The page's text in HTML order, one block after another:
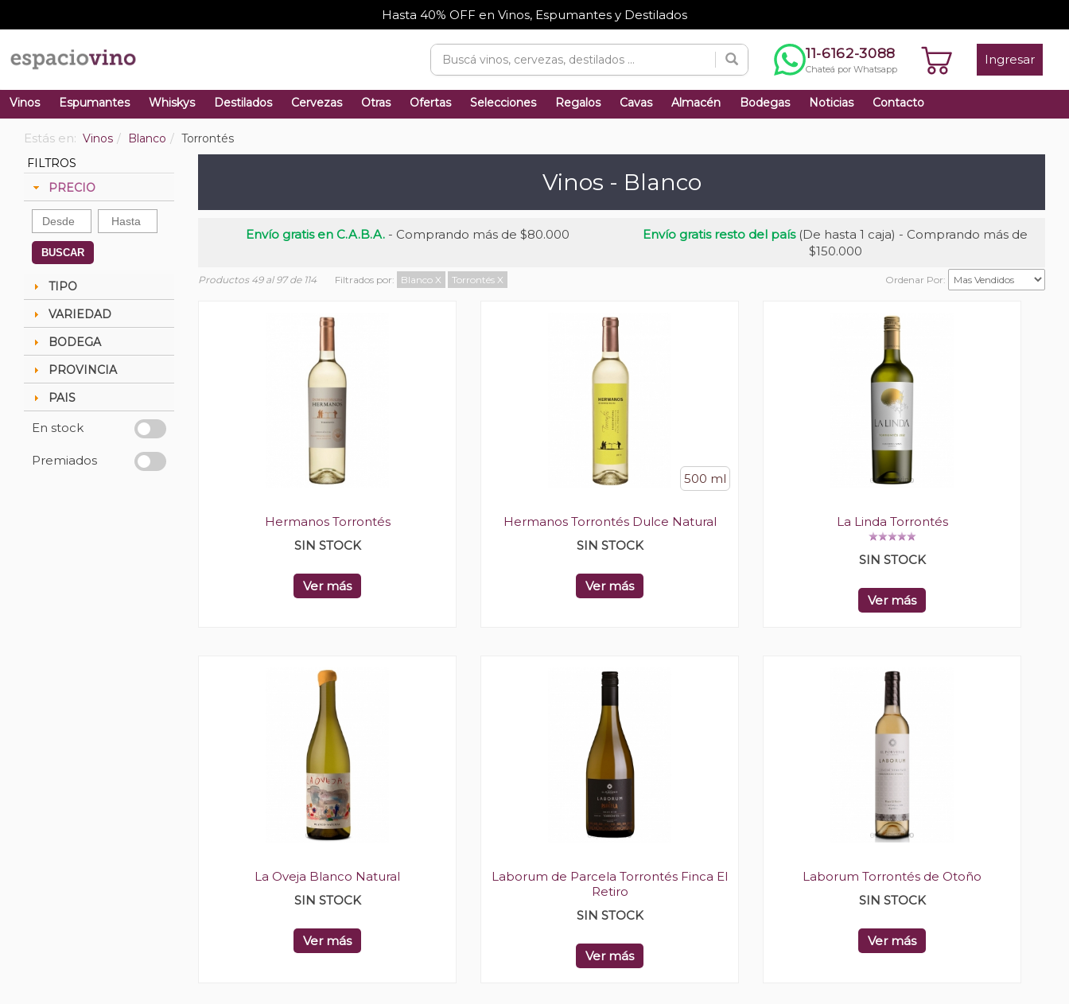
Hasta 40% OFF en Vinos, Espumantes y Destilados
11-6162-3088
Chateá por Whatsapp
Ingresar
Vinos Espumantes Whiskys Destilados Cervezas Otras Ofertas Selecciones Regalos Cavas Almacén Bodegas Noticias Contacto
Estás en: Vinos Blanco
Torrontés
FILTROS
PRECIO
BUSCAR
TIPO
VARIEDAD
BODEGA
PROVINCIA
PAIS
En stock
Premiados
Vinos - Blanco
Envío gratis en C.A.B.A. - Comprando más de $80.000 Envío gratis resto del país(De hasta 1 caja) - Comprando más de
$150.000
Productos 49 al 97 de 114 Filtrados por: Blanco X Torrontés X Ordenar Por:
Hermanos Torrontés
SIN STOCK
Ver más
500 ml
Hermanos Torrontés Dulce Natural
SIN STOCK
Ver más
La Linda Torrontés
SIN STOCK
Ver más
La Oveja Blanco Natural
SIN STOCK
Ver más
Laborum de Parcela Torrontés Finca El
Retiro
SIN STOCK
Ver más
Laborum Torrontés de Otoño
SIN STOCK
Ver más